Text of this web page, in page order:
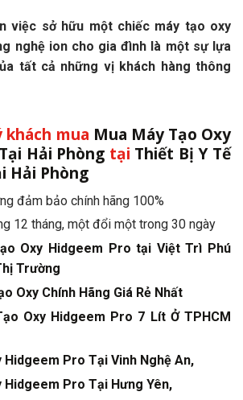
việc sở hữu một chiếc máy tạo oxy
nghệ ion cho gia đình là một sự lựa
tất cả những vị khách hàng thông
khách mua Mua Máy Tạo Oxy
Hải Phòng tại Thiết Bị Y Tế
Hải Phòng
đảm bảo chính hãng 100%
12 tháng, một đổi một trong 30 ngày
Oxy Hidgeem Pro tại Việt Trì Phú
Trường
Oxy Chính Hãng Giá Rẻ Nhất
Oxy Hidgeem Pro 7 Lít Ở TPHCM
Hidgeem Pro Tại Vinh Nghệ An,
Hidgeem Pro Tại Hưng Yên,